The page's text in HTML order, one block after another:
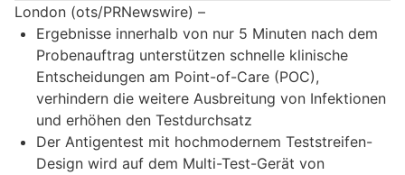
London (ots/PRNewswire) –
Ergebnisse innerhalb von nur 5 Minuten nach dem
Probenauftrag unterstützen schnelle klinische
Entscheidungen am Point-of-Care (POC),
verhindern die weitere Ausbreitung von Infektionen
und erhöhen den Testdurchsatz
Der Antigentest mit hochmodernem Teststreifen-
Design wird auf dem Multi-Test-Gerät von